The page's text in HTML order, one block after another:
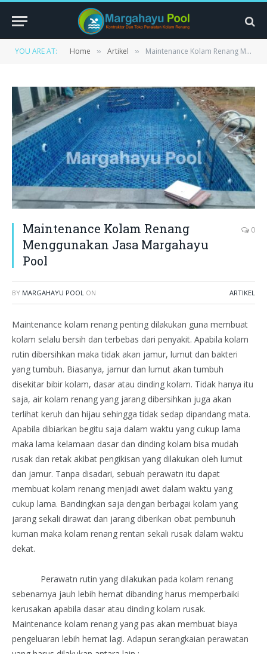
YOU ARE AT: Home » Artikel » Maintenance Kolam Renang Menggunakan Jasa Margahayu Pool
Maintenance Kolam Renang
Menggunakan Jasa Margahayu
Pool
0
BY MARGAHAYU POOL ON ARTIKEL
Maintenance kolam renang penting dilakukan guna membuat
kolam selalu bersih dan terbebas dari penyakit. Apabila kolam
rutin dibersihkan maka tidak akan jamur, lumut dan bakteri
yang tumbuh. Biasanya, jamur dan lumut akan tumbuh
disekitar bibir kolam, dasar atau dinding kolam. Tidak hanya itu
saja, air kolam renang yang jarang dibersihkan juga akan
terlihat keruh dan hijau sehingga tidak sedap dipandang mata.
Apabila dibiarkan begitu saja dalam waktu yang cukup lama
maka lama kelamaan dasar dan dinding kolam bisa mudah
rusak dan retak akibat pengikisan yang dilakukan oleh lumut
dan jamur. Tanpa disadari, sebuah perawatn itu dapat
membuat kolam renang menjadi awet dalam waktu yang
cukup lama. Bandingkan saja dengan berbagai kolam yang
jarang sekali dirawat dan jarang diberikan obat pembunuh
kuman maka kolam renang rentan sekali rusak dalam waktu
dekat.
Perawatn rutin yang dilakukan pada kolam renang
sebenarnya jauh lebih hemat dibanding harus memperbaiki
kerusakan apabila dasar atau dinding kolam rusak.
Maintenance kolam renang yang pas akan membuat biaya
pengeluaran lebih hemat lagi. Adapun serangkaian perawatan